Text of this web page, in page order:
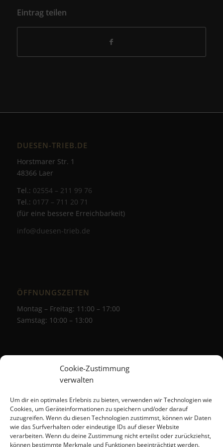
Cookie-Zustimmung
verwalten
Um dir ein optimales Erlebnis zu bieten, verwenden wir Technologien wie
Cookies, um Geräteinformationen zu speichern und/oder darauf
zuzugreifen. Wenn du diesen Technologien zustimmst, können wir Daten
wie das Surfverhalten oder eindeutige IDs auf dieser Website
verarbeiten. Wenn du deine Zustimmung nicht erteilst oder zurückziehst,
können bestimmte Merkmale und Funktionen beeinträchtigt werden.
Eintrag teilen
DUESEN-TRIEB.DE
Horstmarer Str. 1
48366 Laer
Tel.: 02554 – 211 99 76
Tel.: 0177 – 711 20 71
(für eine bessere Erreichbarkeit)
info@duesen-trieb.de
ÖFFNUNGSZEITEN
Montag – Freitag: 11:00 – 17:00
Samstag: 10:00 – 13:00